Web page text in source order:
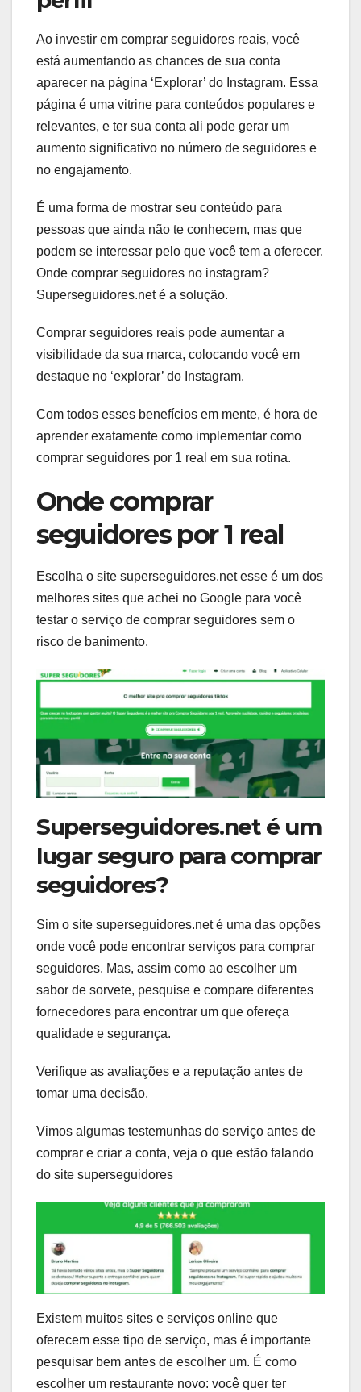
Ao investir em comprar seguidores reais, você
está aumentando as chances de sua conta
aparecer na página ‘Explorar’ do Instagram. Essa
página é uma vitrine para conteúdos populares e
relevantes, e ter sua conta ali pode gerar um
aumento significativo no número de seguidores e
no engajamento.
É uma forma de mostrar seu conteúdo para
pessoas que ainda não te conhecem, mas que
podem se interessar pelo que você tem a oferecer.
Onde comprar seguidores no instagram?
Superseguidores.net é a solução.
Comprar seguidores reais pode aumentar a
visibilidade da sua marca, colocando você em
destaque no ‘explorar’ do Instagram.
Com todos esses benefícios em mente, é hora de
aprender exatamente como implementar como
comprar seguidores por 1 real em sua rotina.
Onde comprar
seguidores por 1 real
Escolha o site superseguidores.net esse é um dos
melhores sites que achei no Google para você
testar o serviço de comprar seguidores sem o
risco de banimento.
Superseguidores.net é um
lugar seguro para comprar
seguidores?
Sim o site superseguidores.net é uma das opções
onde você pode encontrar serviços para comprar
seguidores. Mas, assim como ao escolher um
sabor de sorvete, pesquise e compare diferentes
fornecedores para encontrar um que ofereça
qualidade e segurança.
Verifique as avaliações e a reputação antes de
tomar uma decisão.
Vimos algumas testemunhas do serviço antes de
comprar e criar a conta, veja o que estão falando
do site superseguidores
Existem muitos sites e serviços online que
oferecem esse tipo de serviço, mas é importante
pesquisar bem antes de escolher um. É como
escolher um restaurante novo: você quer ter